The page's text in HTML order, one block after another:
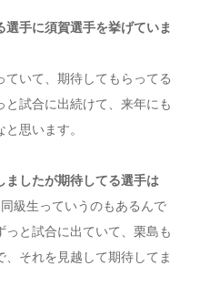
手に須賀選手を挙げていま
ていて、期待してもらってる
と試合に出続けて、来年にも
思います。
ましたが期待してる選手は
級生っていうのもあるんで
と試合に出ていて、栗島も
それを見越して期待してま